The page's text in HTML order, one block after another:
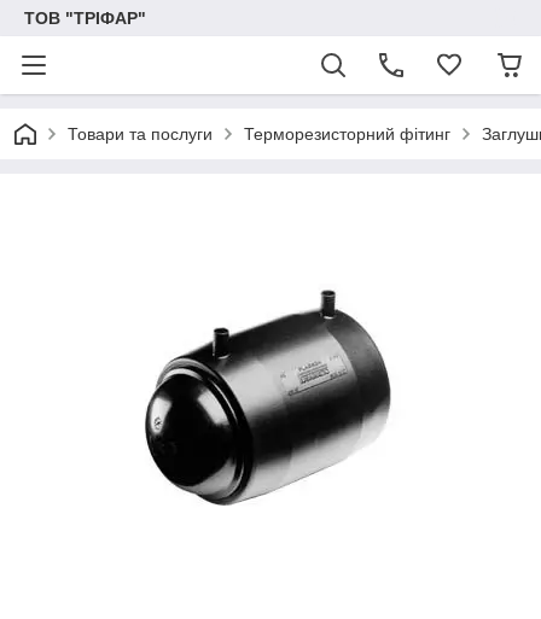
ТОВ "ТРІФАР"
Товари та послуги Терморезисторний фітинг